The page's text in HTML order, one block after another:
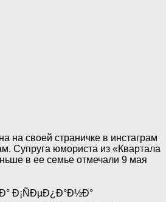
на своей страничке в инстаграм
Супруга юмориста из «Квартала
в ее семье отмечали 9 мая